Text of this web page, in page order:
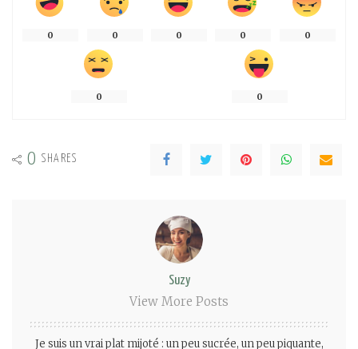
0 0 0 0 0
0 0
0 SHARES
Suzy
View More Posts
Je suis un vrai plat mijoté : un peu sucrée, un peu piquante,